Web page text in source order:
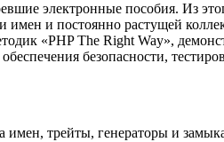
электронные пособия. Из
и постоянно растущей
«PHP The Right Way»,
безопасности,
имен, трейты, генераторы и